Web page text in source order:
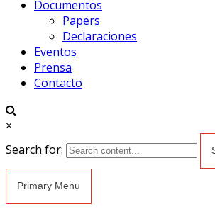
Documentos
Papers
Declaraciones
Eventos
Prensa
Contacto
×
Search for:
Primary Menu